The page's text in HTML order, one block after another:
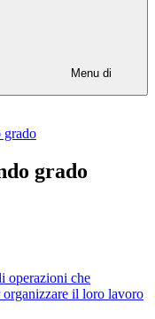
Menu di
grado
grado
operazioni che
il loro lavoro